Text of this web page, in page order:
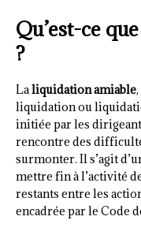
Qu’est-ce
?
Laliquidation amiable
liquidation ou
initiée par les
rencontre des
surmonter. Il s’agit
mettre fin à l’activité
restants entre les
encadrée par le Code